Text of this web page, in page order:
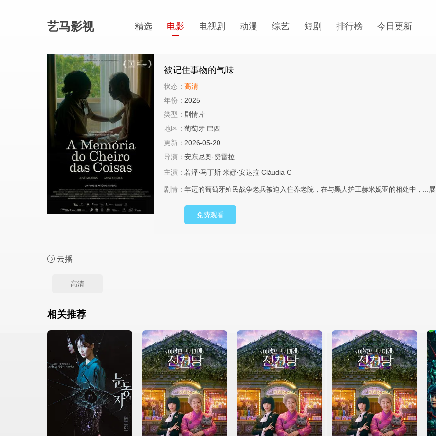
艺马影视 精选 电影 电视剧 动漫 综艺 短剧 排行榜 今日更新
被记住事物的气味
状态： 高清
年份： 2025
类型： 剧情片
地区： 葡萄牙 巴西
更新： 2026-05-20
导演： 安东尼奥·费雷拉
主演： 若泽·马丁斯 米娜·安达拉 Cláudia C
剧情： 年迈的葡萄牙殖民战争老兵被迫入住养老院，在与黑人护工赫米妮亚的相处中，...
免费观看
云播
高清
相关推荐